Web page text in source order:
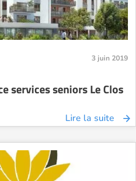
3 juin 2019
services seniors Le Clos
Lire la suite